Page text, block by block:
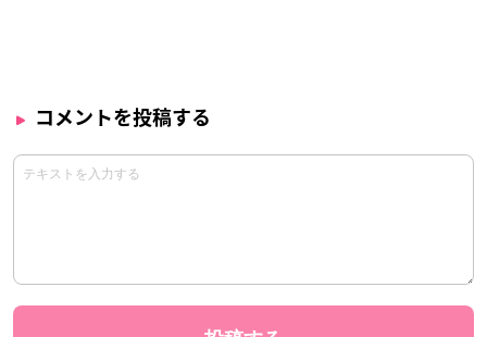
コメントを投稿する